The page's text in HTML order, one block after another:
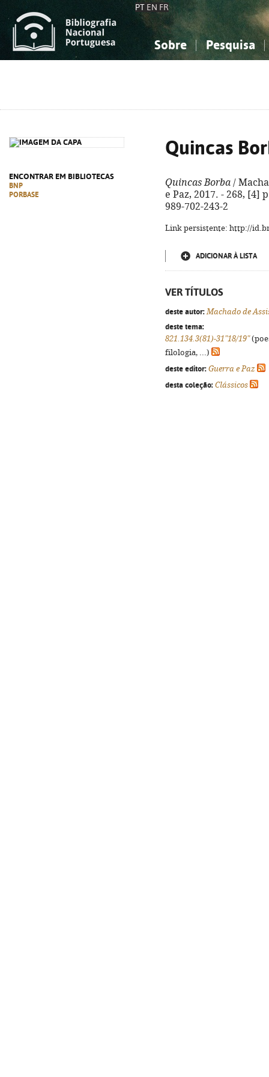
PT EN FR
Sobre Pesquisa
ENCONTRAR EM BIBLIOTECAS
BNP
PORBASE
Quincas
Quincas Borba /
e Paz, 2017. - 268, [4]
989-702-243-2
Link persistente: http://
ADICIONAR À LISTA
VER TÍTULOS
deste autor: Machado de
deste tema:
821.134.3(81)-31"18/19"
filologia, ...)
deste editor: Guerra e Paz
desta coleção: Clássicos